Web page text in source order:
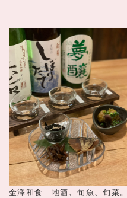
金澤和食 地酒、旬魚、旬菜。